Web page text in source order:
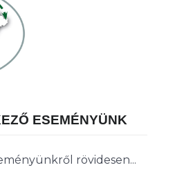
ESEMÉNYÜNK
rövidesen...